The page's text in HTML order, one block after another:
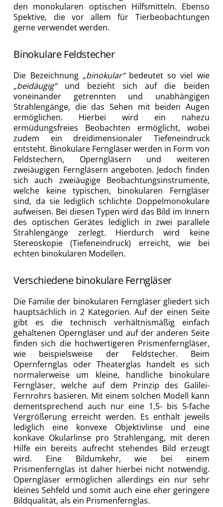
den monokularen optischen Hilfsmitteln. Ebenso
Spektive, die vor allem für Tierbeobachtungen
gerne verwendet werden.
Binokulare Feldstecher
Die Bezeichnung „binokular“bedeutet so viel wie
„beidäugig“und bezieht sich auf die beiden
voneinander getrennten und unabhängigen
Strahlengänge, die das Sehen mit beiden Augen
ermöglichen. Hierbei wird ein nahezu
ermüdungsfreies Beobachten ermöglicht, wobei
zudem ein dreidimensionaler Tiefeneindruck
entsteht. Binokulare Ferngläser werden in Form von
Feldstechern, Operngläsern und weiteren
zweiäugigen Ferngläsern angeboten. Jedoch finden
sich auch zweiäugige Beobachtungsinstrumente,
welche keine typischen, binokularen Ferngläser
sind, da sie lediglich schlichte Doppelmonokulare
aufweisen. Bei diesen Typen wird das Bild im Innern
des optischen Gerätes lediglich in zwei parallele
Strahlengänge zerlegt. Hierdurch wird keine
Stereoskopie (Tiefeneindruck) erreicht, wie bei
echten binokularen Modellen.
Verschiedene binokulare Ferngläser
Die Familie der binokularen Ferngläser gliedert sich
hauptsächlich in 2 Kategorien. Auf der einen Seite
gibt es die technisch verhältnismäßig einfach
gehaltenen Operngläser und auf der anderen Seite
finden sich die hochwertigeren Prismenferngläser,
wie beispielsweise der Feldstecher. Beim
Opernfernglas oder Theaterglas handelt es sich
normalerweise um kleine, handliche binokulare
Ferngläser, welche auf dem Prinzip des Galilei-
Fernrohrs basieren. Mit einem solchen Modell kann
dementsprechend auch nur eine 1,5- bis 5-fache
Vergrößerung erreicht werden. Es enthält jeweils
lediglich eine konvexe Objektivlinse und eine
konkave Okularlinse pro Strahlengang, mit deren
Hilfe ein bereits aufrecht stehendes Bild erzeugt
wird. Eine Bildumkehr, wie bei einem
Prismenfernglas ist daher hierbei nicht notwendig.
Operngläser ermöglichen allerdings ein nur sehr
kleines Sehfeld und somit auch eine eher geringere
Bildqualität, als ein Prismenfernglas.